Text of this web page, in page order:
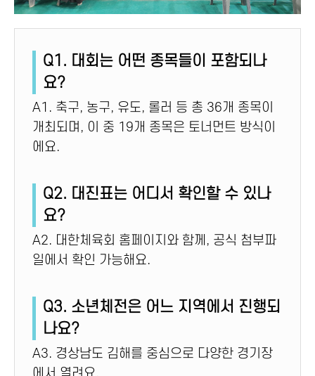
Q1. 대회는 어떤 종목들이 포함되나
요?
A1. 축구, 농구, 유도, 롤러 등 총 36개 종목이
개최되며, 이 중 19개 종목은 토너먼트 방식이
에요.
Q2. 대진표는 어디서 확인할 수 있나
요?
A2. 대한체육회 홈페이지와 함께, 공식 첨부파
일에서 확인 가능해요.
Q3. 소년체전은 어느 지역에서 진행되
나요?
A3. 경상남도 김해를 중심으로 다양한 경기장
에서 열려요.